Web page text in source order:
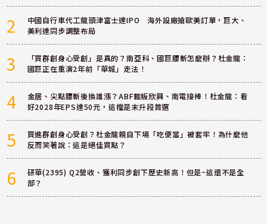
2
中國自行車代工龍頭津富士達IPO 海外設廠搶歐美訂單，巨大、
美利達同步調整布局
3
「買群創身心受創」是真的？南亞科、國巨腰斬怎麼辦？杜金龍：
國巨正在重演2年前「華城」走法！
4
金居、尖點腰斬後換誰漲？ABF載板欣興、南電接棒！杜金龍：看
好2028年EPS達50元，這檔是末升段首選
5
買進群創身心受創？杜金龍親自下場「吃便當」被套牢！為什麼他
反而笑著說：這是絕佳買點？
6
研華(2395) Q2營收、獲利同步創下歷史新高！但是~這還不是全
部？